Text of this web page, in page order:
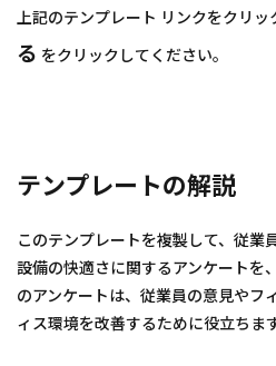
上記のテンプレート リンクをクリ
る をクリックしてください。
テンプレートの解説
このテンプレートを複製して、従業
設備の快適さに関するアンケートを
のアンケートは、従業員の意見やフ
ィス環境を改善するために役立ちます